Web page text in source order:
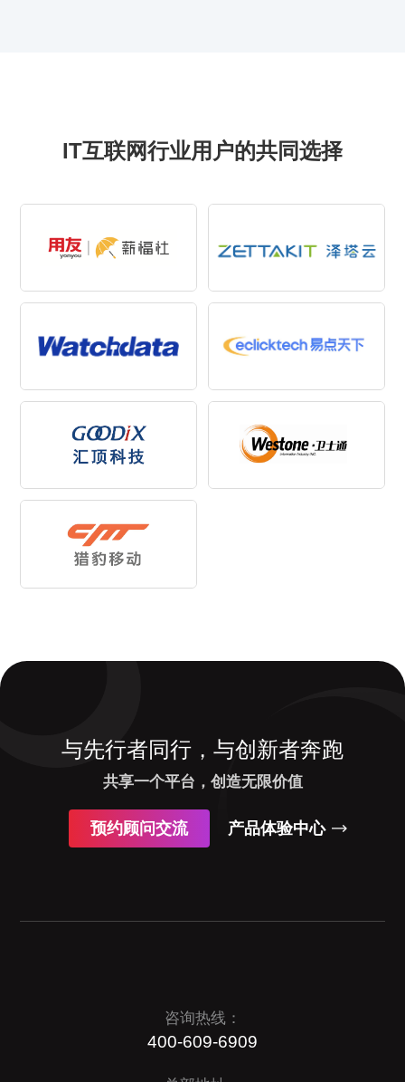
IT互联网行业用户的共同选择
与先行者同行，与创新者奔跑
共享一个平台，创造无限价值
预约顾问交流 产品体验中心
咨询热线：
400-609-6909